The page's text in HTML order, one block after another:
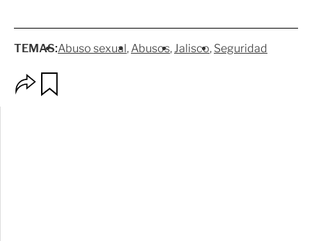
TEMAS:Abuso sexual Abusos Jalisco Seguridad